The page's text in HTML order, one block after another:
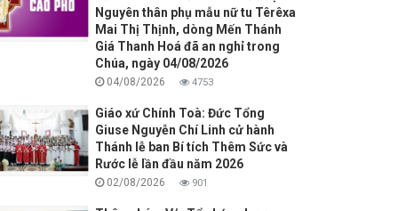
Nguyên thân phụ mẫu nữ tu Têrêxa
Mai Thị Thịnh, dòng Mến Thánh
Giá Thanh Hoá đã an nghỉ trong
Chúa, ngày 04/08/2026
04/08/2026 4753
Giáo xứ Chính Toà: Đức Tổng
Giuse Nguyễn Chí Linh cử hành
Thánh lễ ban Bí tích Thêm Sức và
Rước lễ lần đầu năm 2026
02/08/2026 901